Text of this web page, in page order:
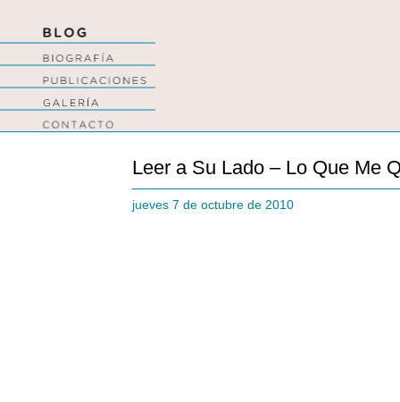
Leer a Su Lado – Lo Que Me
jueves 7 de octubre de 2010